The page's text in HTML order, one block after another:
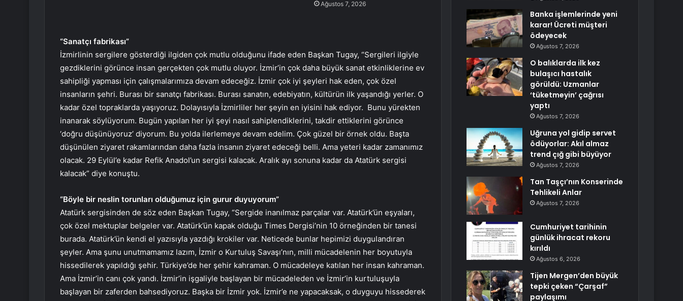
Ağustos 7, 2026
“Sanatçı fabrikası”
İzmirlinin sergilere gösterdiği ilgiden çok mutlu olduğunu ifade eden Başkan Tugay, “Sergileri ilgiyle
gezdiklerini görünce insan gerçekten çok mutlu oluyor. İzmir’in çok daha büyük sanat etkinliklerine ev
sahipliği yapması için çalışmalarımıza devam edeceğiz. İzmir çok iyi şeyleri hak eden, çok özel
insanların şehri. Burası bir sanatçı fabrikası. Burası sanatın, edebiyatın, kültürün ilk yaşandığı yerler. O
kadar özel topraklarda yaşıyoruz. Dolayısıyla İzmirliler her şeyin en iyisini hak ediyor. Bunu yürekten
inanarak söylüyorum. Bugün yapılan her iyi şeyi nasıl sahiplendiklerini, takdir ettiklerini görünce
‘doğru düşünüyoruz’ diyorum. Bu yolda ilerlemeye devam edelim. Çok güzel bir örnek oldu. Başta
düşünülen ziyaret rakamlarından daha fazla insanın ziyaret edeceği belli. Ama yeteri kadar zamanımız
olacak. 29 Eylül’e kadar Refik Anadol’un sergisi kalacak. Aralık ayı sonuna kadar da Atatürk sergisi
kalacak” diye konuştu.
“Böyle bir neslin torunları olduğumuz için gurur duyuyorum”
Atatürk sergisinden de söz eden Başkan Tugay, “Sergide inanılmaz parçalar var. Atatürk’ün eşyaları,
çok özel mektuplar belgeler var. Atatürk’ün kapak olduğu Times Dergisi’nin 10 örneğinden bir tanesi
burada. Atatürk’ün kendi el yazısıyla yazdığı krokiler var. Neticede bunlar hepimizi duygulandıran
şeyler. Ama şunu unutmamamız lazım, İzmir o Kurtuluş Savaşı’nın, milli mücadelenin her boyutuyla
hissedilerek yapıldığı şehir. Türkiye’de her şehir kahraman. O mücadeleye katılan her insan kahraman.
Ama İzmir’in canı çok yandı. İzmir’in işgaliyle başlayan bir mücadeleden ve İzmir’in kurtuluşuyla
başlayan bir zaferden bahsediyoruz. Başka bir İzmir yok. İzmir’e ne yapacaksak, o duyguyu hissederek
Banka işlemlerinde yeni
karar! Ücreti müşteri
ödeyecek
Ağustos 7, 2026
O balıklarda ilk kez
bulaşıcı hastalık
görüldü: Uzmanlar
‘tüketmeyin’ çağrısı
yaptı
Ağustos 7, 2026
Uğruna yol gidip servet
ödüyorlar: Akıl almaz
trend çığ gibi büyüyor
Ağustos 7, 2026
Tan Taşçı’nın Konserinde
Tehlikeli Anlar
Ağustos 7, 2026
Cumhuriyet tarihinin
günlük ihracat rekoru
kırıldı
Ağustos 6, 2026
Tijen Mergen’den büyük
tepki çeken “Çarşaf”
paylaşımı